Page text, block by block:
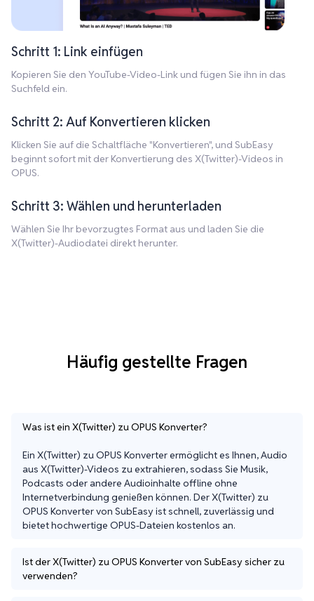
Schritt 1: Link einfügen
Kopieren Sie den YouTube-Video-Link und fügen Sie ihn in das
Suchfeld ein.
Schritt 2: Auf Konvertieren klicken
Klicken Sie auf die Schaltfläche "Konvertieren", und SubEasy
beginnt sofort mit der Konvertierung des X(Twitter)-Videos in
OPUS.
Schritt 3: Wählen und herunterladen
Wählen Sie Ihr bevorzugtes Format aus und laden Sie die
X(Twitter)-Audiodatei direkt herunter.
Häufig gestellte Fragen
Was ist ein X(Twitter) zu OPUS Konverter?
Ein X(Twitter) zu OPUS Konverter ermöglicht es Ihnen, Audio
aus X(Twitter)-Videos zu extrahieren, sodass Sie Musik,
Podcasts oder andere Audioinhalte offline ohne
Internetverbindung genießen können. Der X(Twitter) zu
OPUS Konverter von SubEasy ist schnell, zuverlässig und
bietet hochwertige OPUS-Dateien kostenlos an.
Ist der X(Twitter) zu OPUS Konverter von SubEasy sicher zu
verwenden?